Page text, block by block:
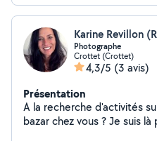
Photographe
Crottet (Crottet)
4,3/5 (3 avis)
Présentation
A la recherche d'activités
bazar chez vous ? Je suis